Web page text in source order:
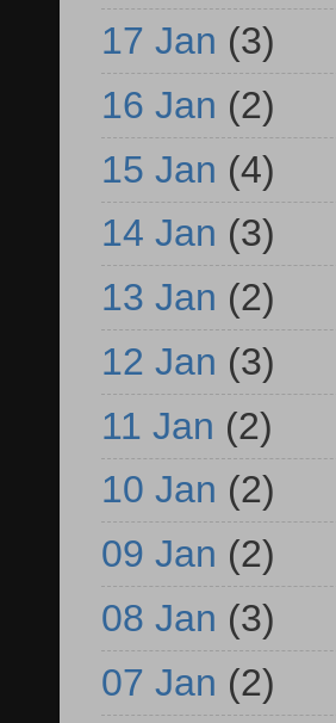
17 Jan (3)
16 Jan (2)
15 Jan (4)
14 Jan (3)
13 Jan (2)
12 Jan (3)
11 Jan (2)
10 Jan (2)
09 Jan (2)
08 Jan (3)
07 Jan (2)